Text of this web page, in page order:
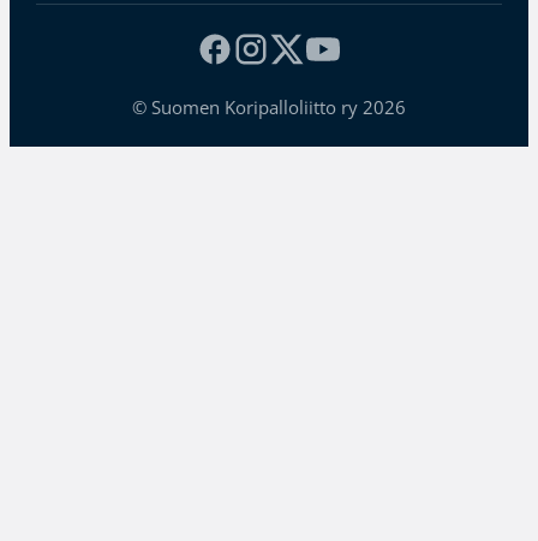
© Suomen Koripalloliitto ry 2026